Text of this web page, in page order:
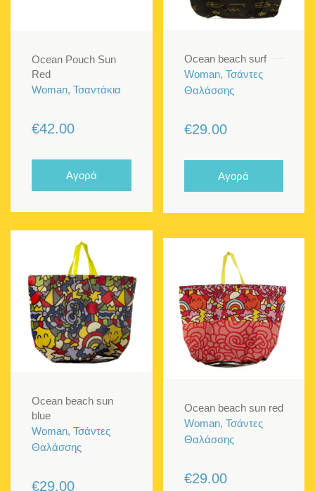
Ocean Pouch Sun
Red
Woman, Τσαντάκια
€42.00
Αγορά
Ocean beach surf
Woman, Τσάντες
Θαλάσσης
€29.00
Αγορά
Ocean beach sun
blue
Woman, Τσάντες
Θαλάσσης
€29.00
Ocean beach sun red
Woman, Τσάντες
Θαλάσσης
€29.00